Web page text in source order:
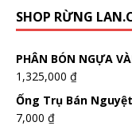
SHOP RỪNG
PHÂN BÓN NGỰA
1,325,000 ₫
Ống Trụ Bán
7,000 ₫